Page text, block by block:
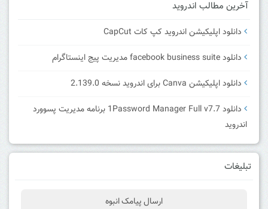
آخرین مطالب اندروید
دانلود اپلیکیشن اندروید کپ کات CapCut
دانلود facebook business suite مدیریت پیج اینستاگرام
دانلود اپلیکیشن Canva برای اندروید نسخه 2.139.0
دانلود 1Password Manager Full v7.7 برنامه مدیریت پسوورد
اندروید
تبلیغات
ارسال پیامک انبوه